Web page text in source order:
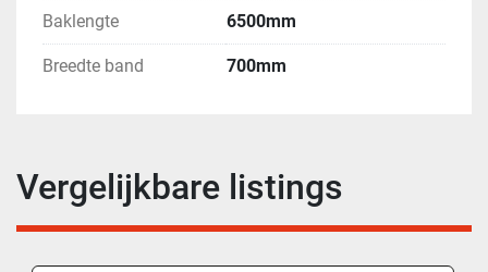
Baklengte 6500mm
Breedte band 700mm
Vergelijkbare listings